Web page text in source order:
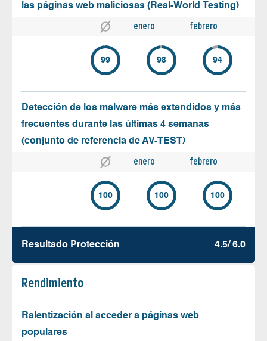
las páginas web maliciosas (Real-World Testing)
enero febrero
99 98 94
Detección de los malware más extendidos y más
frecuentes durante las últimas 4 semanas
(conjunto de referencia de AV-TEST)
enero febrero
100 100 100
Resultado Protección 4.5/ 6.0
Rendimiento
Ralentización al acceder a páginas web
populares